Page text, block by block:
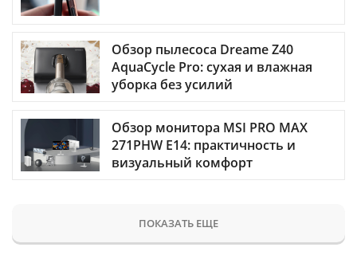
Обзор пылесоса Dreame Z40
AquaCycle Pro: сухая и влажная
уборка без усилий
Обзор монитора MSI PRO MAX
271PHW E14: практичность и
визуальный комфорт
ПОКАЗАТЬ ЕЩЕ